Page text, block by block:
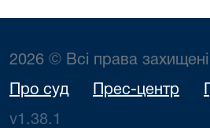
2026 © Всі права захищені
Про суд Прес-центр
v1.38.1